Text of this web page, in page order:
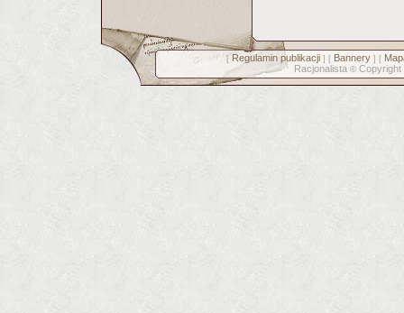
[ Regulamin publikacji] [ Bannery] [
Racjonalista © Copyright